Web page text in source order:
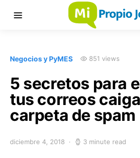
Negocios y PyMES 851 views
5 secretos para
tus correos
carpeta de spam
diciembre 4, 2018 3 minute read